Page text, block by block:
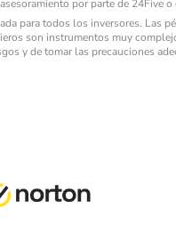
por parte de 24Five
para todos los inversores. Las
son instrumentos muy
y de tomar las precauciones